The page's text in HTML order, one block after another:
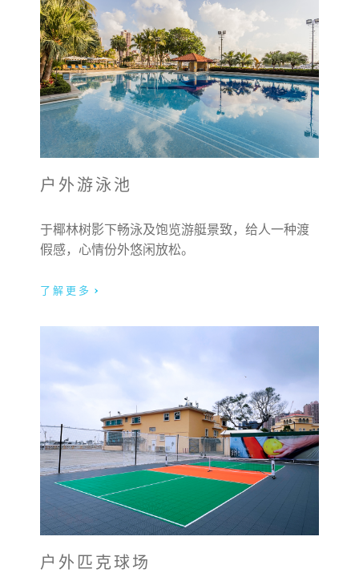
户外游泳池
于椰林树影下畅泳及饱览游艇景致，给人一种渡
假感，心情份外悠闲放松。
了解更多
户外匹克球场
-